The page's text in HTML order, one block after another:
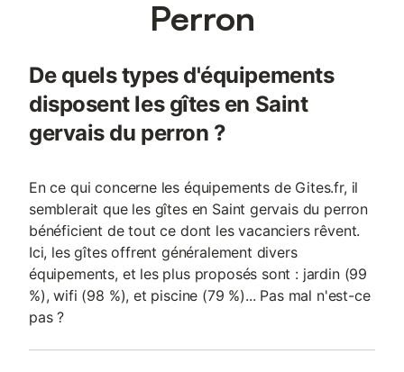
Perron
De quels types d'équipements
disposent les gîtes en Saint
gervais du perron ?
En ce qui concerne les équipements de Gites.fr, il
semblerait que les gîtes en Saint gervais du perron
bénéficient de tout ce dont les vacanciers rêvent.
Ici, les gîtes offrent généralement divers
équipements, et les plus proposés sont : jardin (99
%), wifi (98 %), et piscine (79 %)... Pas mal n'est-ce
pas ?